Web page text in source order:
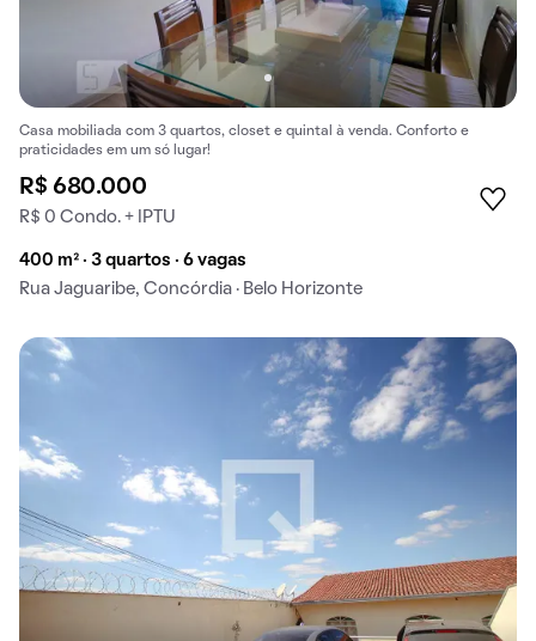
Casa mobiliada com 3 quartos, closet e quintal à venda. Conforto e
praticidades em um só lugar!
R$ 680.000
R$ 0 Condo. + IPTU
400 m² · 3 quartos · 6 vagas
Rua Jaguaribe, Concórdia · Belo Horizonte